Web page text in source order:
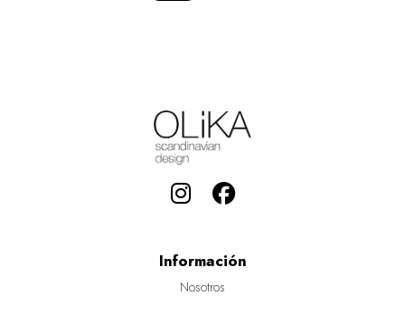
Información
Nosotros